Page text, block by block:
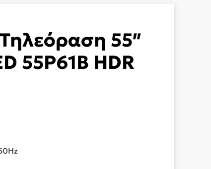
55″
55P61B HDR